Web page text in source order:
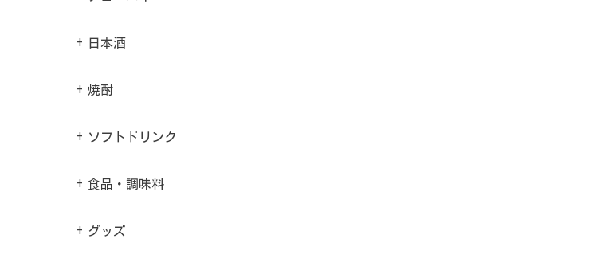
日本酒
焼酎
ソフトドリンク
食品・調味料
グッズ